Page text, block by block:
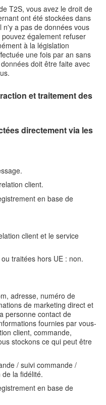
T2S, vous avez le droit de
ont été stockées dans
n'y a pas de données vous
également refuser
à la législation
une fois par an sans
doit être faite avec
et traitement des
directement via les
client.
en base de
client et le service
traitées hors UE : non.
adresse, numéro de
de marketing direct et
personne contact de
fournies par vous-
client, commande,
stockons ce qui peut être
/ suivi commande /
la fidélité.
en base de